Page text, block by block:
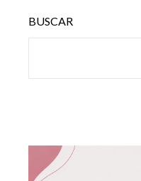
BUSCAR